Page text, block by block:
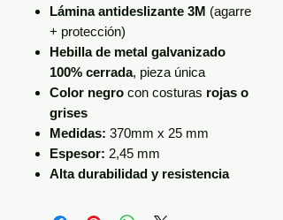
Lámina antideslizante 3M (agarre
+ protección)
Hebilla de metal galvanizado
100% cerrada, pieza única
Color negro con costuras rojas o
grises
Medidas: 370mm x 25 mm
Espesor: 2,45 mm
Alta durabilidad y resistencia